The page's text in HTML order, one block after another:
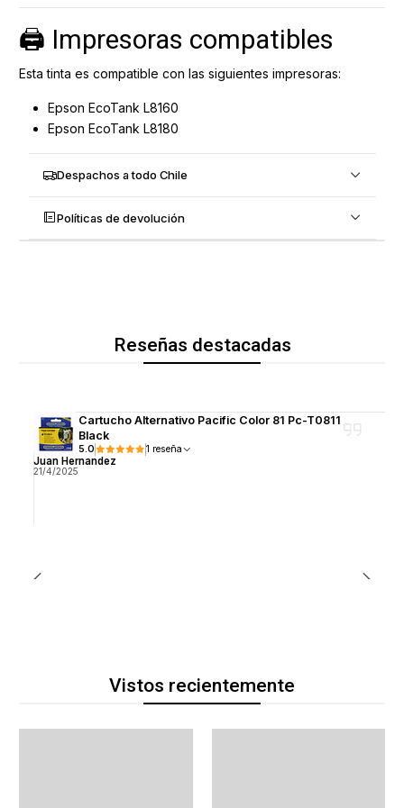
🖨️ Impresoras compatibles
Esta tinta es compatible con las siguientes impresoras:
Epson EcoTank L8160
Epson EcoTank L8180
Despachos a todo Chile
Políticas de devolución
Reseñas destacadas
Cartucho Alternativo Pacific Color 81 Pc-T0811
Black
5.0 1 reseña
Juan Hernandez
21/4/2025
Vistos recientemente